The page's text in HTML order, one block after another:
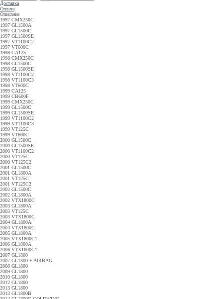
Доставка
Оплата
Описание
1997 CMX250C
1997 GL1500A
1997 GL1500C
1997 GL1500SE
1997 VT1100C2
1997 VT600C
1998 CA125
1998 CMX250C
1998 GL1500C
1998 GL1500SE
1998 VT1100C2
1998 VT1100C3
1998 VT600C
1999 CA125
1999 CB600F
1999 CMX250C
1999 GL1500C
1999 GL1500SE
1999 VT1100C2
1999 VT1100C3
1999 VT125C
1999 VT600C
2000 GL1500C
2000 GL1500SE
2000 VT1100C2
2000 VT125C
2000 VT125C2
2001 GL1500C
2001 GL1800A
2001 VT125C
2001 VT125C2
2002 GL1500C
2002 GL1800A
2002 VTX1800C
2003 GL1800A
2003 VT125C
2003 VTX1800C
2004 GL1800A
2004 VTX1800C
2005 GL1800A
2005 VTX1800C1
2006 GL1800A
2006 VTX1800C1
2007 GL1800
2007 GL1800 + AIRBAG
2008 GL1800
2009 GL1800
2010 GL1800
2012 GL1800
2013 GL1800
2013 GL1800B